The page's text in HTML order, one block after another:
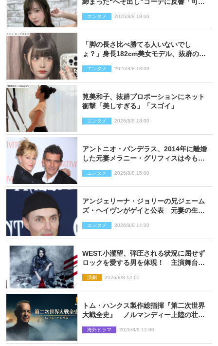
締まった“へそ出し”コーデに反響「可愛
エンタメ 2026/8/8 18:00
「脚の長さ比べ勝てる人いないでし
ょ？」身長182cm美女モデル、抜群のプ
エンタメ 2026/8/8 18:00
筧美和子、抜群プロポーションにネット
衝撃「美しすぎる」「スゴイ」
エンタメ 2026/8/8 18:00
アントニオ・バンデラス、2014年に離婚
した元妻メラニー・グリフィスは今も
エンタメ 2026/8/8 15:00
アンジェリーナ・ジョリーの兄ジェーム
ズ・ヘイヴンがゲイと公表 元妻の生配
エンタメ 2026/8/8 14:00
WEST.小瀧望、弾圧される状況に屈せず
ロックを愛する男を体現！ 主演舞台
演劇 2026/8/8 12:00
トム・ハンクス製作総指揮『第二次世界
大戦全史』 ノルマンディー上陸の壮絶
海外ドラマ 2026/8/8 12:00